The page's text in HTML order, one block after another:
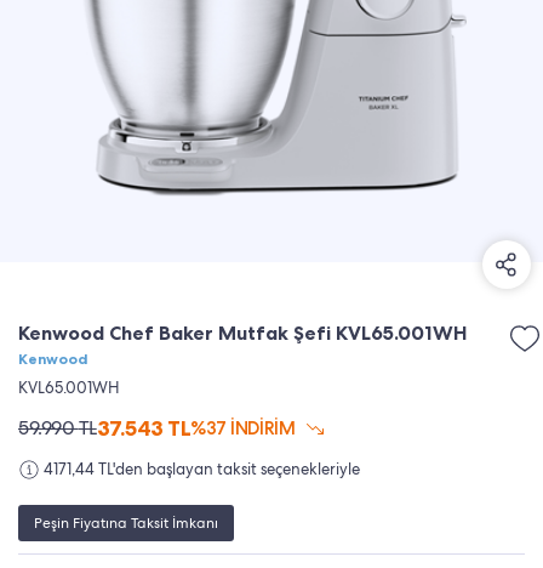
Kenwood Chef Baker Mutfak Şefi KVL65.001WH
Kenwood
KVL65.001WH
59.990TL37.543 TL%37 İNDİRİM
4171,44 TL'den başlayan taksit seçenekleriyle
Peşin Fiyatına Taksit İmkanı